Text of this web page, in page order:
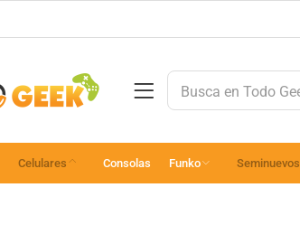
Celulares Consolas Funko Seminuevos